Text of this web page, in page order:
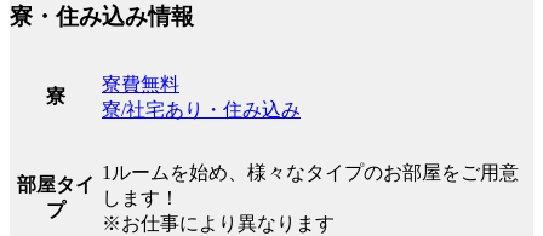
寮・住み込み情報
寮
寮費無料
寮/社宅あり・住み込み
部屋タイ
プ
1ルームを始め、様々なタイプのお部屋をご用意
します！
※お仕事により異なります